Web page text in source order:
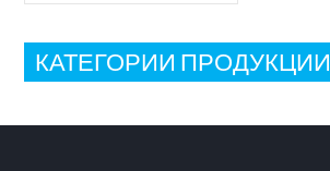
КАТЕГОРИИ ПРОДУКЦИИ